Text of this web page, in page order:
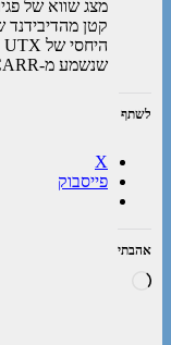
שנשמע מ-CARR ו-OTIS)
לשתף
X
פייסבוק
אהבתי